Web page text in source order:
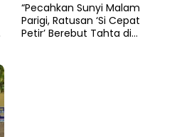
“Pecahkan Sunyi Malam
Parigi, Ratusan ‘Si Cepat
Petir’ Berebut Tahta di